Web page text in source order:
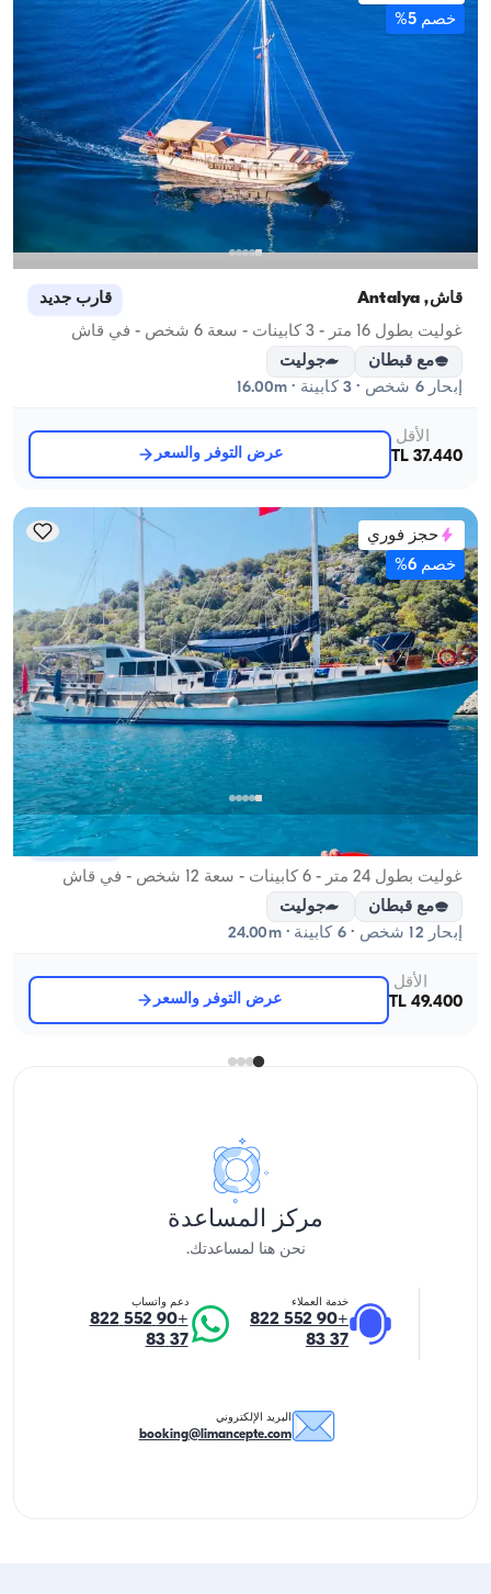
خصم 5%
قاش, Antalya قارب جديد
غوليت بطول 16 متر - 3 كابينات - سعة 6 شخص - في قاش
مع قبطان
جوليت
إبحار 6 شخص · 3 كابينة · 16.00m
الأقل
37.440 TL
عرض التوفر والسعر
حجز فوري
خصم 6%
قاش, Antalya قارب جديد
غوليت بطول 24 متر - 6 كابينات - سعة 12 شخص - في قاش
مع قبطان
جوليت
إبحار 12 شخص · 6 كابينة · 24.00m
الأقل
49.400 TL
عرض التوفر والسعر
مركز المساعدة
نحن هنا لمساعدتك.
خدمة العملاء
+90 552 822
37 83
دعم واتساب
+90 552 822
37 83
البريد الإلكتروني
booking@limancepte.com